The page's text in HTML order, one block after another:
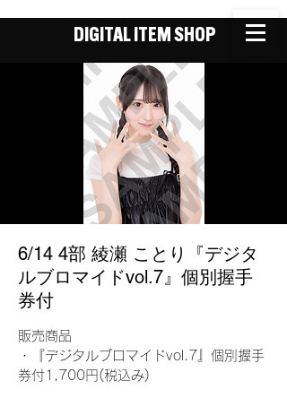
DIGITAL ITEM SHOP
6/14 4部 綾瀬 ことり『デジタ
ルブロマイドvol.7』個別握手
券付
販売商品
・『デジタルブロマイドvol.7』個別握手
券付1,700円(税込み)